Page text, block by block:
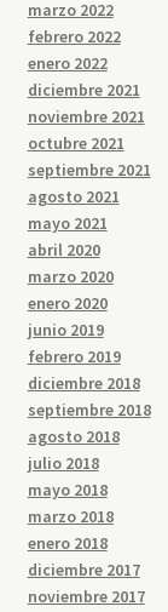
marzo 2022
febrero 2022
enero 2022
diciembre 2021
noviembre 2021
octubre 2021
septiembre 2021
agosto 2021
mayo 2021
abril 2020
marzo 2020
enero 2020
junio 2019
febrero 2019
diciembre 2018
septiembre 2018
agosto 2018
julio 2018
mayo 2018
marzo 2018
enero 2018
diciembre 2017
noviembre 2017